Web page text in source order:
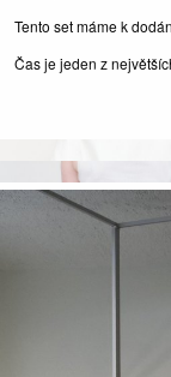
Tento set máme k
Čas je jeden z